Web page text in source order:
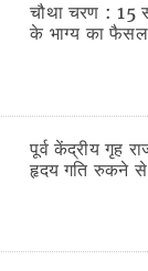
चौथा चरण : 15
के भाग्य का
पूर्व केंद्रीय गृह
हृदय गति रुकने